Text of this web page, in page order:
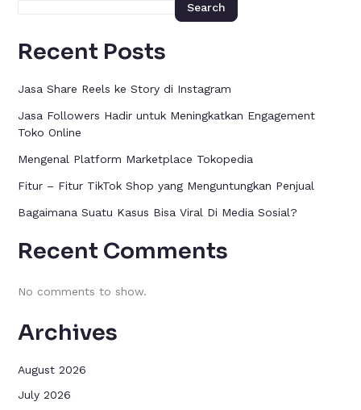
Search
Recent Posts
Jasa Share Reels ke Story di Instagram
Jasa Followers Hadir untuk Meningkatkan Engagement
Toko Online
Mengenal Platform Marketplace Tokopedia
Fitur – Fitur TikTok Shop yang Menguntungkan Penjual
Bagaimana Suatu Kasus Bisa Viral Di Media Sosial?
Recent Comments
No comments to show.
Archives
August 2026
July 2026